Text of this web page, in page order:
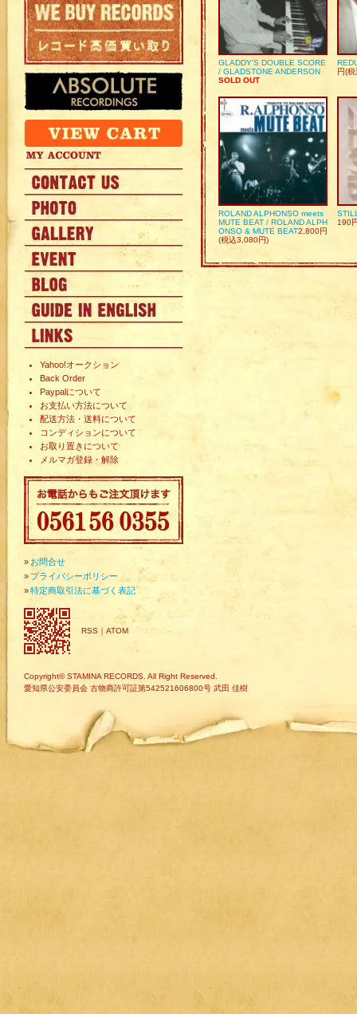
Yahoo!オークション
Back Order
Paypalについて
お支払い方法について
配送方法・送料について
コンディションについて
お取り置きについて
メルマガ登録・解除
» お問合せ
» プライバシーポリシー
»特定商取引法に基づく表記
RSS ｜ ATOM
GLADDY’S DOUBLE SCORE
/ GLADSTONE ANDERSON
SOLD OUT
円(
ROLAND ALPHONSO meets
MUTE BEAT / ROLAND ALPH
ONSO & MUTE BEAT2,800円
(税込3,080円)
190
Copyright© STAMINA RECORDS. All Right Reserved.
愛知県公安委員会 古物商許可証第542521606800号 武田 佳樹